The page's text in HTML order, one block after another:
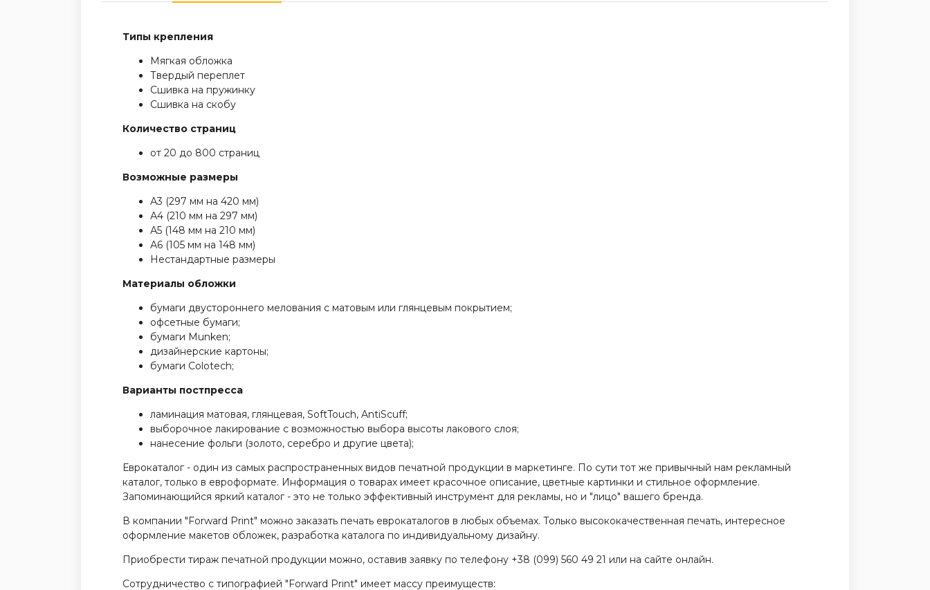
Типы крепления
Мягкая обложка
Твердый переплет
Сшивка на пружинку
Сшивка на скобу
Количество страниц
от 20 до 800 страниц
Возможные размеры
А3 (297 мм на 420 мм)
А4 (210 мм на 297 мм)
А5 (148 мм на 210 мм)
А6 (105 мм на 148 мм)
Нестандартные размеры
Материалы обложки
бумаги двустороннего мелования с матовым или глянцевым покрытием;
офсетные бумаги;
бумаги Munken;
дизайнерские картоны;
бумаги Colotech;
Варианты постпресса
ламинация матовая, глянцевая, SoftTouch, AntiScuff;
выборочное лакирование с возможностью выбора высоты лакового слоя;
нанесение фольги (золото, серебро и другие цвета);
Еврокаталог - один из самых распространенных видов печатной продукции в маркетинге. По сути тот же привычный нам рекламный
каталог, только в евроформате. Информация о товарах имеет красочное описание, цветные картинки и стильное оформление.
Запоминающийся яркий каталог - это не только эффективный инструмент для рекламы, но и "лицо" вашего бренда.
В компании "Forward Print" можно заказать печать еврокаталогов в любых объемах. Только высококачественная печать, интересное
оформление макетов обложек, разработка каталога по индивидуальному дизайну.
Приобрести тираж печатной продукции можно, оставив заявку по телефону +38 (099) 560 49 21 или на сайте онлайн.
Сотрудничество с типографией "Forward Print" имеет массу преимуществ: